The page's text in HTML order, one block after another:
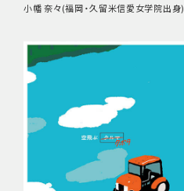
小幡 奈々(福岡・久留米信愛女学院出身)